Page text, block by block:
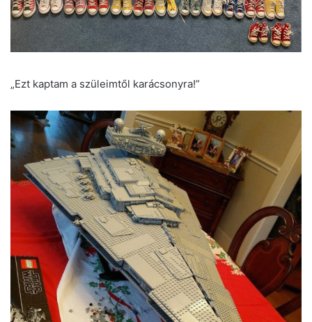
„Ezt kaptam a szüleimtől karácsonyra!”